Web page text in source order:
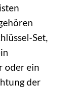
Set,
oder ein
der